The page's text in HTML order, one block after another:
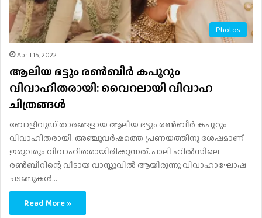
Photos
April 15, 2022
ആലിയ ഭട്ടും രണ്‍ബീര്‍ കപൂറും
വിവാഹിതരായി: വൈറലായി വിവാഹ
ചിത്രങ്ങള്‍
ബോളിവുഡ് താരങ്ങളായ ആലിയ ഭട്ടും രണ്‍ബീര്‍ കപൂറും
വിവാഹിതരായി. അഞ്ചുവര്‍ഷത്തെ പ്രണയത്തിനു ശേഷമാണ്
ഇരുവരും വിവാഹിതരായിരിക്കുന്നത്. പാലി ഹില്‍സിലെ
രണ്‍ബീറിന്റെ വീടായ വാസ്തുവില്‍ ആയിരുന്നു വിവാഹാഘോഷ
ചടങ്ങുകള്‍…
Read More »